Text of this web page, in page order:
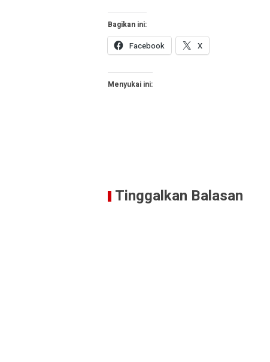
Bagikan ini:
Facebook X
Menyukai ini:
Tinggalkan Balasan